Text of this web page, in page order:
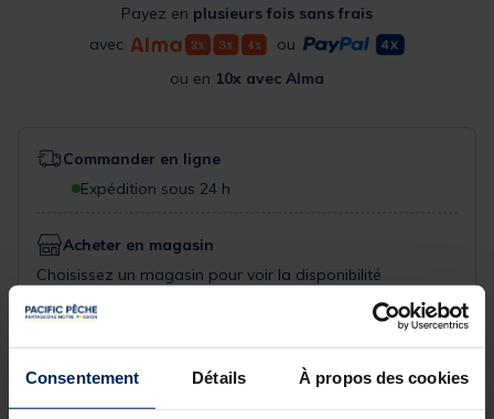
Consentement Détails À propos des cookies
Payez en plusieurs fois sans frais
avec
ou
ou en 10x avec Alma
Commander en ligne
Expédition sous 24 h
Acheter en magasin
Choisissez un magasin pour voir la disponibilité
Rechercher votre magasin
Réserver en ligne et payer en magasin